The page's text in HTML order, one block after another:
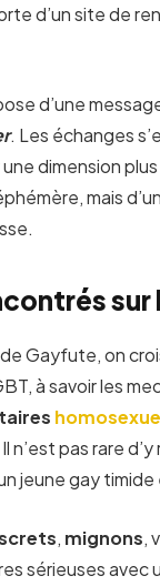
d’un site de
d’une
. Les échanges
dimension
mais
sur
Gayfute, on
à savoir les
n’est pas rare
jeune gay
, mignons,
sérieuses avec